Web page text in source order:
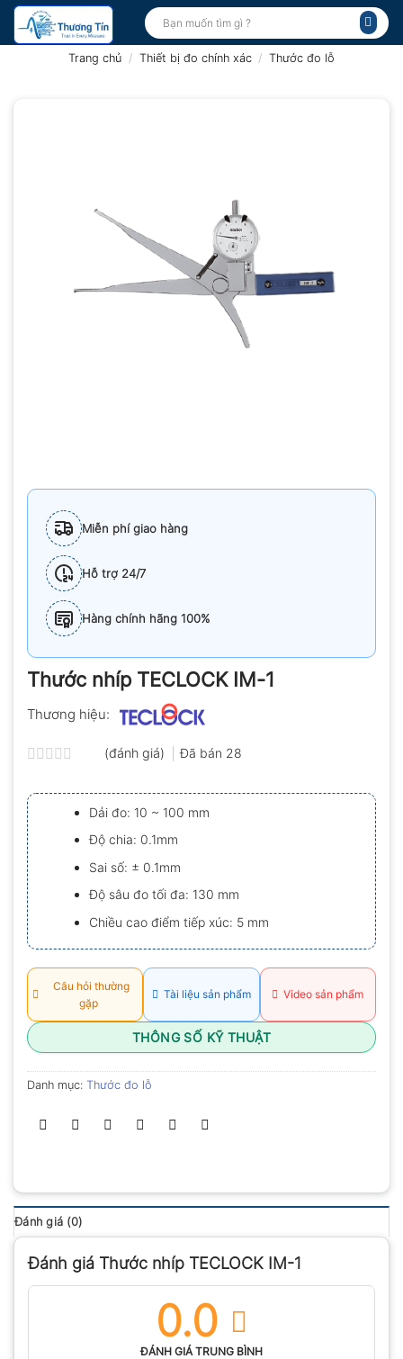
Bỏ
qua
Tìm
kiếm:
Trang chủ / Thiết bị đo chính xác / Thước đo lỗ
Miễn phí giao hàng
Hỗ trợ 24/7
Hàng chính hãng 100%
Thước nhíp TECLOCK IM-1
Thương hiệu:
xếp
hạng
0.0
5
sao
(đánh giá) Đã bán 28
Dải đo: 10 ~ 100 mm
Độ chia: 0.1mm
Sai số: ± 0.1mm
Độ sâu đo tối đa: 130 mm
Chiều cao điểm tiếp xúc: 5 mm
Câu hỏi thường
gặp
Tài liệu sản phẩm Video sản phẩm
THÔNG SỐ KỸ THUẬT
Danh mục: Thước đo lỗ
Đánh giá (0)
Đánh giá Thước nhíp TECLOCK IM-1
0.0
ĐÁNH GIÁ TRUNG BÌNH